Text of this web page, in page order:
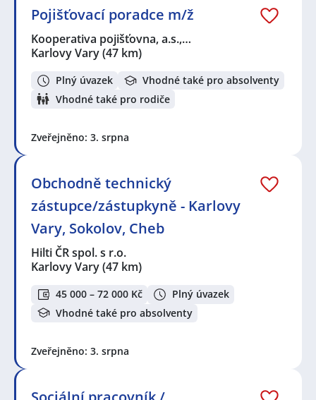
Pojišťovací poradce m/ž
Kooperativa pojišťovna, a.s.,…
Karlovy Vary(47 km)
Plný úvazek
Vhodné také pro absolventy
Vhodné také pro rodiče
Zveřejněno: 3. srpna
Obchodně technický
zástupce/zástupkyně - Karlovy
Vary, Sokolov, Cheb
Hilti ČR spol. s r.o.
Karlovy Vary(47 km)
45 000 – 72 000 Kč
Plný úvazek
Vhodné také pro absolventy
Zveřejněno: 3. srpna